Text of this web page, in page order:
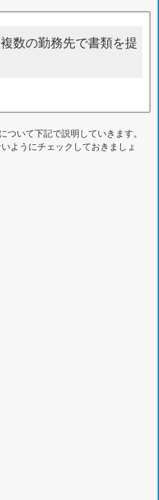
数の勤務先で書類を提
について下記で説明していきます。
ようにチェックしておきましょ